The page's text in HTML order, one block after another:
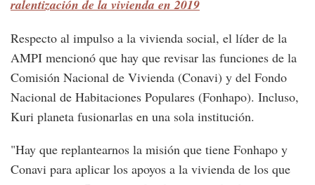
ralentización de la vivienda en 2019
Respecto al impulso a la vivienda social, el líder de la
AMPI mencionó que hay que revisar las funciones de la
Comisión Nacional de Vivienda (Conavi) y del Fondo
Nacional de Habitaciones Populares (Fonhapo). Incluso,
Kuri planeta fusionarlas en una sola institución.
"Hay que replantearnos la misión que tiene Fonhapo y
Conavi para aplicar los apoyos a la vivienda de los que